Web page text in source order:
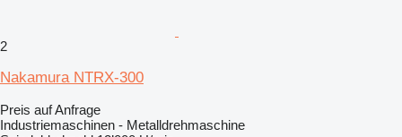
2
Nakamura NTRX-300
Preis auf Anfrage
Industriemaschinen - Metalldrehmaschine